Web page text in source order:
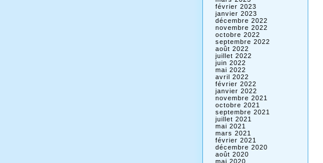
février 2023
janvier 2023
décembre 2022
novembre 2022
octobre 2022
septembre 2022
août 2022
juillet 2022
juin 2022
mai 2022
avril 2022
février 2022
janvier 2022
novembre 2021
octobre 2021
septembre 2021
juillet 2021
mai 2021
mars 2021
février 2021
décembre 2020
août 2020
mai 2020